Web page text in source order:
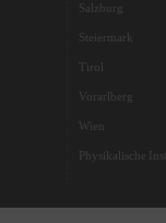
Salzburg
Steiermark
Tirol
Vorarlberg
Wien
Physikalische